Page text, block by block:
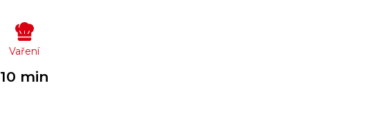
Vaření
10 min